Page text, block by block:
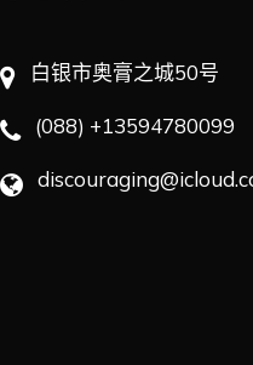
白银市奥膏之城50号
(088) +13594780099